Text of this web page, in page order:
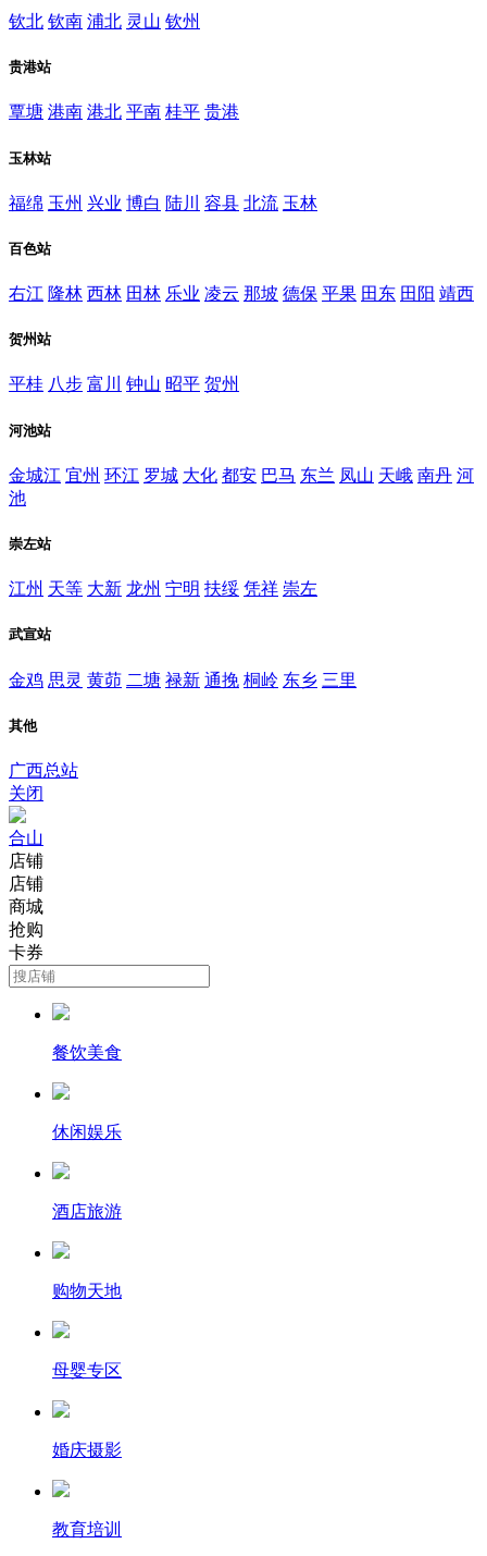
钦北 钦南 浦北 灵山 钦州
贵港站
覃塘 港南 港北 平南 桂平 贵港
玉林站
福绵 玉州 兴业 博白 陆川 容县 北流 玉林
百色站
右江 隆林 西林 田林 乐业 凌云 那坡 德保 平果 田东 田阳 靖西
贺州站
平桂 八步 富川 钟山 昭平 贺州
河池站
金城江 宜州 环江 罗城 大化 都安 巴马 东兰 凤山 天峨 南丹 河
池
崇左站
江州 天等 大新 龙州 宁明 扶绥 凭祥 崇左
武宣站
金鸡 思灵 黄茆 二塘 禄新 通挽 桐岭 东乡 三里
其他
广西总站
关闭
合山
店铺
店铺
商城
抢购
卡券
餐饮美食
休闲娱乐
酒店旅游
购物天地
母婴专区
婚庆摄影
教育培训